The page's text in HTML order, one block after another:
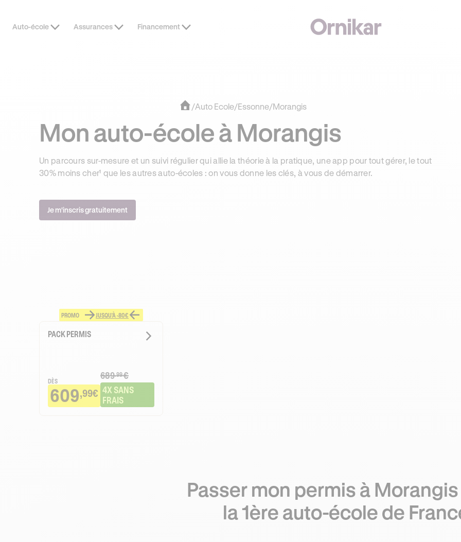
DERNIÈRES HEURES JUSQU’À -100€ SUR VOTRE PERMIS + 3 MOIS DEEZER PREMIUM OFFERTS* !
Auto-école Assurances Financement
/Auto Ecole/Essonne/Morangis
Mon auto-école à Morangis
Un parcours sur-mesure et un suivi régulier qui allie la théorie à la pratique, une app pour tout gérer, le tout
30% moins cher¹ que les autres auto-écoles : on vous donne les clés, à vous de démarrer.
Je m'inscris gratuitement
PROMO JUSQU'À -80€
PACK PERMIS
DÈS
609,99€
689.99€
4X SANS
FRAIS
Passer mon permis à
la 1ère auto-école de